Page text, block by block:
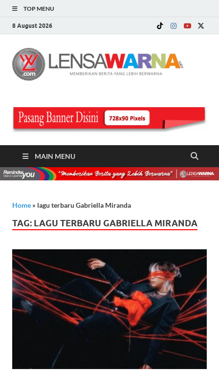
TOP MENU
8 August 2026
MAIN MENU
Home » lagu terbaru Gabriella Miranda
TAG: LAGU TERBARU GABRIELLA MIRANDA